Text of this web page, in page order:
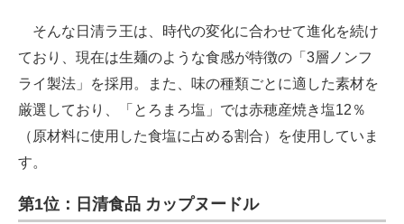
そんな日清ラ王は、時代の変化に合わせて進化を続け
ており、現在は生麺のような食感が特徴の「3層ノンフ
ライ製法」を採用。また、味の種類ごとに適した素材を
厳選しており、「とろまろ塩」では赤穂産焼き塩12％
（原材料に使用した食塩に占める割合）を使用していま
す。
第1位：日清食品 カップヌードル